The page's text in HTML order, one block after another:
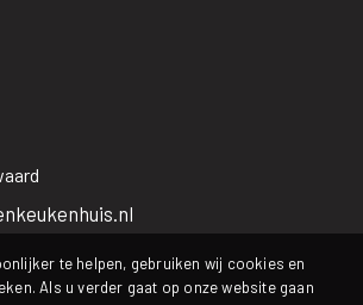
te helpen, gebruiken wij cookies en
Als u verder gaat op onze website gaan